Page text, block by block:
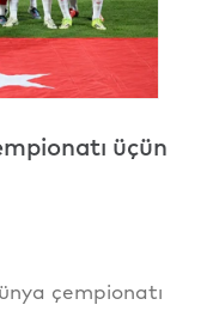
üçün
çempionatı